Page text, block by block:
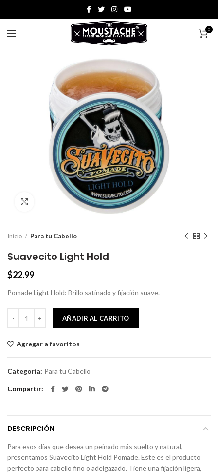
0
Click to enlarge
Inicio Para tu Cabello
Suavecito Light Hold
$22.99
Pomade Light Hold: Brillo satinado y fijación suave.
AÑADIR AL CARRITO
Agregar a favoritos
Categoría: Para tu Cabello
Compartir
DESCRIPCIÓN
Para esos días que desea un peinado más suelto y natural,
presentamos Suavecito Light Hold Pomade. Este es el producto
perfecto para cabello fino o adelgazado. Tiene una fijación ligera,